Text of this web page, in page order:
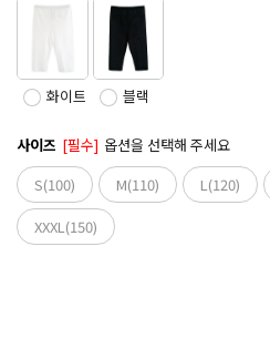
화이트 블랙
사이즈 [필수] 옵션을 선택해 주세요
S(100)
M(110) L(120)
XXXL(150)